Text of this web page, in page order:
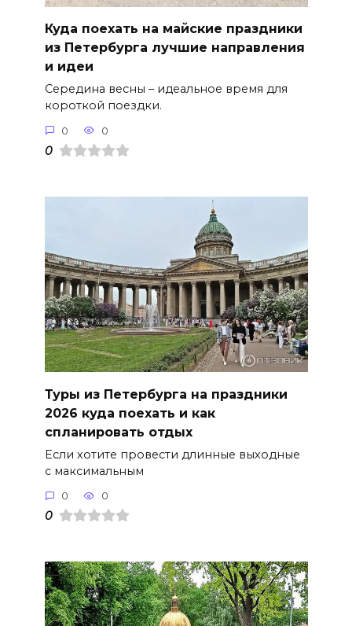
Куда поехать на майские праздники
из Петербурга лучшие направления
и идеи
Середина весны – идеальное время для
короткой поездки.
0 0
0
Туры из Петербурга на праздники
2026 куда поехать и как
спланировать отдых
Если хотите провести длинные выходные
с максимальным
0 0
0